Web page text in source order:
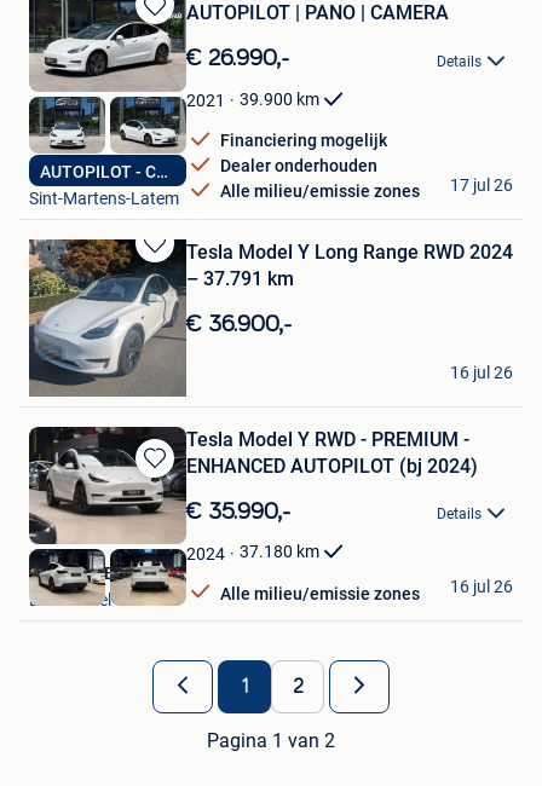
Bewaren
in
Mijn
Favorieten
AUTOPILOT - CAMERA
AUTOPILOT | PANO | CAMERA
€ 26.990,- Details
2021 39.900 km
Financiering mogelijk
Dealer onderhouden
Alle milieu/emissie zones
CarMatch
Sint-Martens-Latem
17 jul 26
Bewaren
in
Mijn
Favorieten
Tesla Model Y Long Range RWD 2024
– 37.791 km
€ 36.900,-
Crax IT
Mechelen
16 jul 26
Bewaren
in
Favorieten
Tesla Model Y RWD - PREMIUM -
ENHANCED AUTOPILOT (bj 2024)
€ 35.990,- Details
2024 37.180 km
Alle milieu/emissie zones
Nikola CVBA
Londerzeel
16 jul 26
1 2
Pagina 1 van 2